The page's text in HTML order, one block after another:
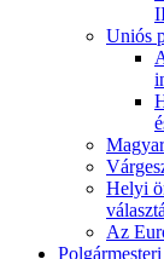
Uniós
Helyi
Az